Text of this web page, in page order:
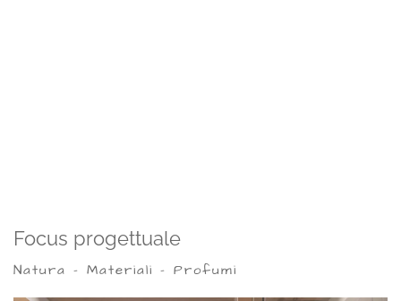
Focus progettuale
Natura - Materiali - Profumi